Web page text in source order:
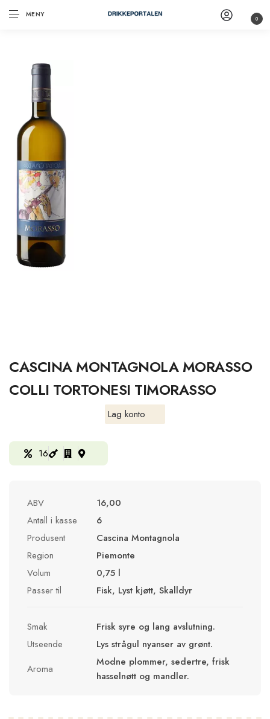
MENY 0
CASCINA MONTAGNOLA MORASSO
COLLI TORTONESI TIMORASSO
Lag konto
16
ABV
16,00
Antall i kasse
6
Produsent
Cascina Montagnola
Region
Piemonte
Volum
0,75 l
Passer til
Fisk, Lyst kjøtt, Skalldyr
Smak
Frisk syre og lang avslutning.
Utseende
Lys strågul nyanser av grønt.
Aroma
Modne plommer, sedertre, frisk
hasselnøtt og mandler.